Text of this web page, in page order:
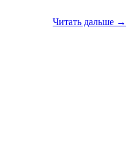
Читать дальше →